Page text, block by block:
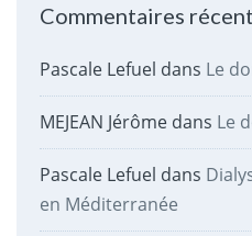
Commentaires
Pascale Lefuel dans Le
MEJEAN Jérômedans Le
Pascale Lefuel dans
en Méditerranée